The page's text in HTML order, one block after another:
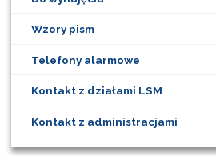
Wzory pism
Telefony alarmowe
Kontakt z działami LSM
Kontakt z administracjami